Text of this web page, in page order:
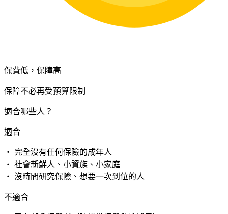
保費低，保障高
保障不必再受預算限制
適合哪些人？
適合
・ 完全沒有任何保險的成年人
・ 社會新鮮人、小資族、小家庭
・ 沒時間研究保險、想要一次到位的人
不適合